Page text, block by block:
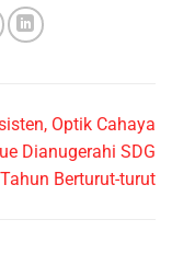
Optik Cahaya
Dianugerahi SDG
Berturut-turut